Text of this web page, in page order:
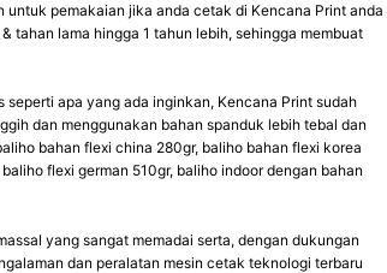
pemakaian jika anda cetak di Kencana Print anda
tahan lama hingga 1 tahun lebih, sehingga membuat
apa yang ada inginkan, Kencana Print sudah
dan menggunakan bahan spanduk lebih tebal dan
bahan flexi china 280gr, baliho bahan flexi korea
flexi german 510gr, baliho indoor dengan bahan
yang sangat memadai serta, dengan dukungan
dan peralatan mesin cetak teknologi terbaru